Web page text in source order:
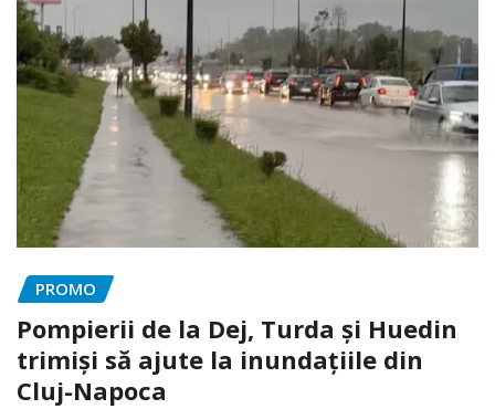
PROMO
Pompierii de la Dej, Turda și Huedin
trimiși să ajute la inundațiile din
Cluj-Napoca